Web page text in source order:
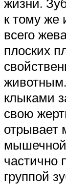
к тому
всего
плоских
клыками
свою
отрывает
мышечной
частично
группой